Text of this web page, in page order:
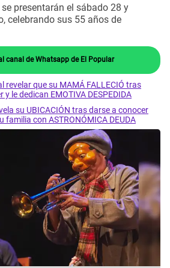
se presentarán el sábado 28 y
celebrando sus 55 años de
canal de Whatsapp de El Popular
revelar que su MAMÁ FALLECIÓ tras
le dedican EMOTIVA DESPEDIDA
su UBICACIÓN tras darse a conocer
familia con ASTRONÓMICA DEUDA